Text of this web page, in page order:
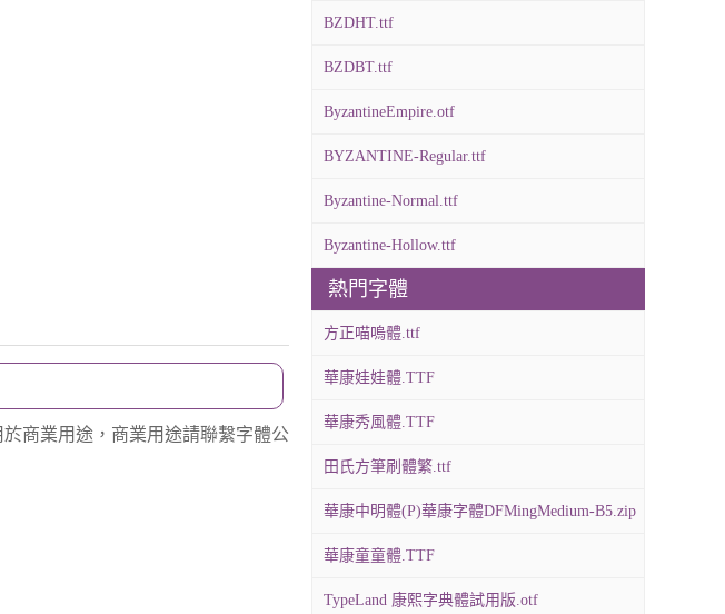
商業用途，商業用途請聯繫字體公
BZDHT.ttf
BZDBT.ttf
ByzantineEmpire.otf
BYZANTINE-Regular.ttf
Byzantine-Normal.ttf
Byzantine-Hollow.ttf
熱門字體
方正喵嗚體.ttf
華康娃娃體.TTF
華康秀風體.TTF
田氏方筆刷體繁.ttf
華康中明體(P)華康字體DFMingMedium-B5.zip
華康童童體.TTF
TypeLand 康熙字典體試用版.otf